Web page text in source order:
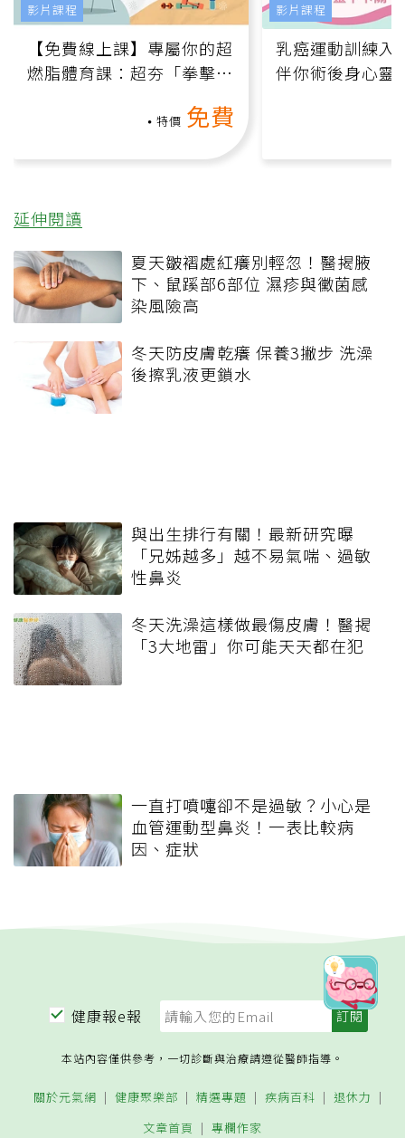
【免費線上課】專屬你的超
燃脂體育課：超夯「拳擊有
特價 免費
影片課程
乳癌運動訓練入
伴你術後身心靈
影片課程
延伸閱讀
夏天皺褶處紅癢別輕忽！醫揭腋
下、鼠蹊部6部位 濕疹與黴菌感
染風險高
冬天防皮膚乾癢 保養3撇步 洗澡
後擦乳液更鎖水
與出生排行有關！最新研究曝
「兄姊越多」越不易氣喘、過敏
性鼻炎
冬天洗澡這樣做最傷皮膚！醫揭
「3大地雷」你可能天天都在犯
一直打噴嚏卻不是過敏？小心是
血管運動型鼻炎！一表比較病
因、症狀
健康報e報
本站內容僅供參考，一切診斷與治療請遵從醫師指導。
關於元氣網 健康聚樂部 精選專題 疾病百科
退休力
文章首頁
專欄作家